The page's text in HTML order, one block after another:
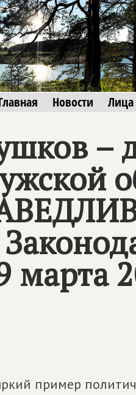
Новости Лица
–
пример